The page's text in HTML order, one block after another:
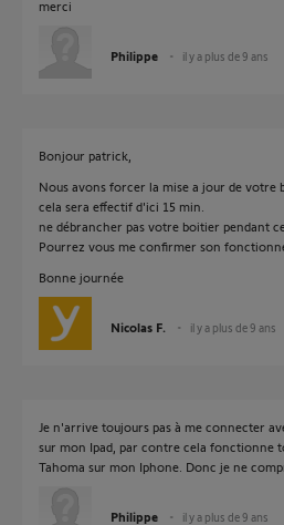
merci
Philippe il y a plus de 9 ans
Bonjour patrick,
Nous avons forcer la mise a jour de votre
cela sera effectif d'ici 15 min.
ne débrancher pas votre boitier pendant
Pourrez vous me confirmer son
Bonne journée
Nicolas F. il y a plus de 9 ans
Je n'arrive toujours pas à me connecter
sur mon Ipad, par contre cela fonctionne
Tahoma sur mon Iphone. Donc je ne
Philippe il y a plus de 9 ans